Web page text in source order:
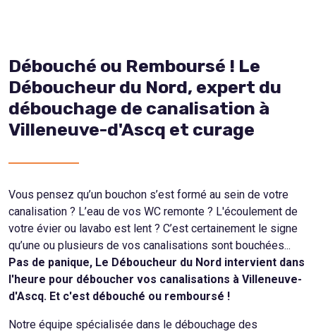
Débouché ou Remboursé ! Le
Déboucheur du Nord, expert du
débouchage de canalisation à
Villeneuve-d'Ascq et curage
Vous pensez qu’un bouchon s’est formé au sein de votre
canalisation ? L’eau de vos WC remonte ? L'écoulement de
votre évier ou lavabo est lent ? C’est certainement le signe
qu’une ou plusieurs de vos canalisations sont bouchées...
Pas de panique, Le Déboucheur du Nord intervient dans
l'heure pour déboucher vos canalisations à Villeneuve-
d'Ascq. Et c'est débouché ou remboursé !
Notre équipe spécialisée dans le débouchage des